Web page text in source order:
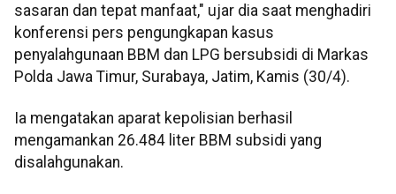
sasaran dan tepat manfaat," ujar dia saat menghadiri
konferensi pers pengungkapan kasus
penyalahgunaan BBM dan LPG bersubsidi di Markas
Polda Jawa Timur, Surabaya, Jatim, Kamis (30/4).
Ia mengatakan aparat kepolisian berhasil
mengamankan 26.484 liter BBM subsidi yang
disalahgunakan.